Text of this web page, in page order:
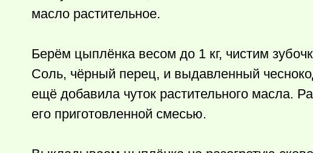
масло растительное.
Берём цыплёнка весом до 1 кг, чистим
Соль, чёрный перец, и выдавленный
ещё добавила чуток растительного масла.
его приготовленной смесью.